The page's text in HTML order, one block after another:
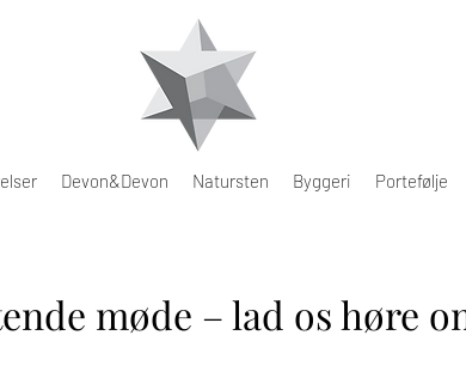
Devon&Devon Natursten Byggeri Portefølje
møde – lad os høre